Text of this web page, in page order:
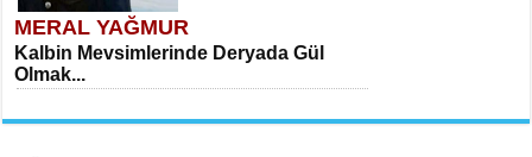
MERAL YAĞMUR
Kalbin Mevsimlerinde Deryada Gül
Olmak...